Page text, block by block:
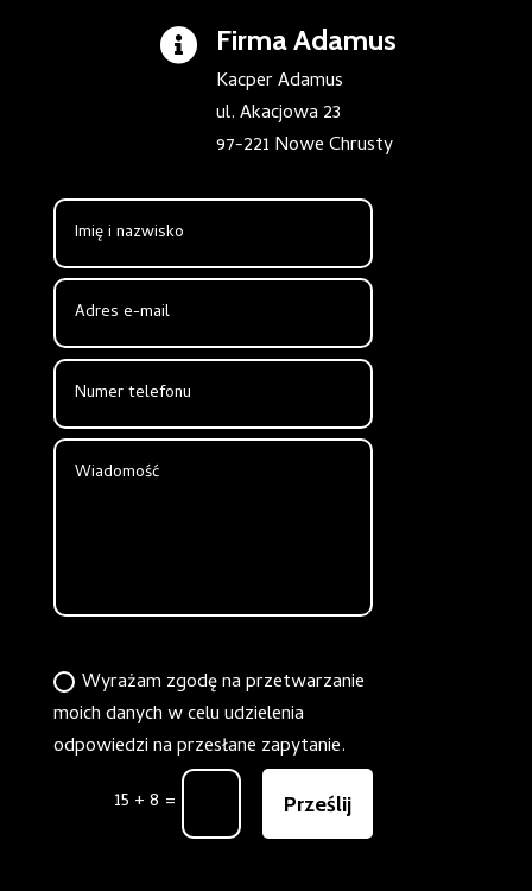
 Firma Adamus
Kacper Adamus
ul. Akacjowa 23
97-221 Nowe Chrusty
Wyrażam zgodę na przetwarzanie
moich danych w celu udzielenia
odpowiedzi na przesłane zapytanie.
15 + 8 = Prześlij